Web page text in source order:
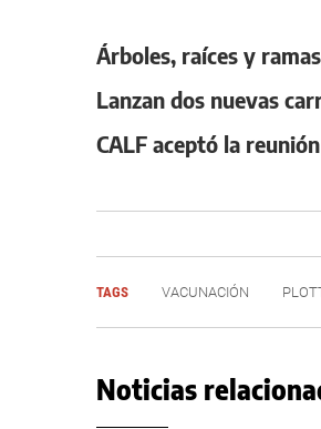
Árboles, raíces y
Lanzan dos nuevas
CALF aceptó la
TAGS VACUNACIÓN
Noticias